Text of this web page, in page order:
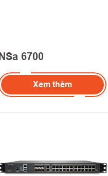
NSa 6700
Xem thêm